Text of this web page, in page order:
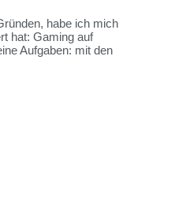
habe ich mich
hat: Gaming auf
Aufgaben: mit den